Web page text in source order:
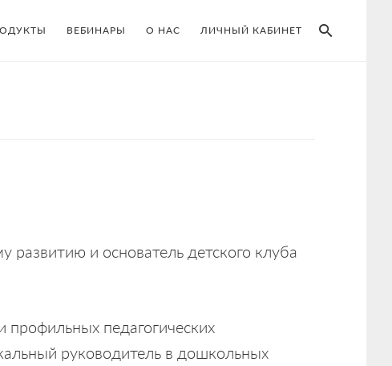
ВЕБИНАРЫ О НАС ЛИЧНЫЙ КАБИНЕТ
развитию и основатель детского клуба
педагогических
руководитель в дошкольных